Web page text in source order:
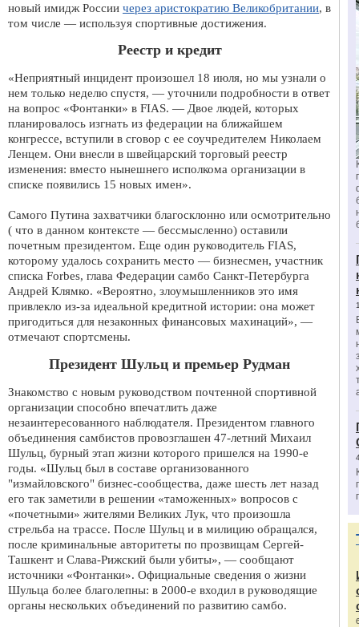
новый имидж России через аристократию Великобритании, в
том числе — используя спортивные достижения.
Реестр и кредит
«Неприятный инцидент произошел 18 июля, но мы узнали о
нем только неделю спустя, — уточнили подробности в ответ
на вопрос «Фонтанки» в FIAS. — Двое людей, которых
планировалось изгнать из федерации на ближайшем
конгрессе, вступили в сговор с ее соучредителем Николаем
Ленцем. Они внесли в швейцарский торговый реестр
изменения: вместо нынешнего исполкома организации в
списке появились 15 новых имен».
Самого Путина захватчики благосклонно или осмотрительно
( что в данном контексте — бессмысленно) оставили
почетным президентом. Еще один руководитель FIAS,
которому удалось сохранить место — бизнесмен, участник
списка Forbes, глава Федерации самбо Санкт-Петербурга
Андрей Клямко. «Вероятно, злоумышленников это имя
привлекло из-за идеальной кредитной истории: она может
пригодиться для незаконных финансовых махинаций», —
отмечают спортсмены.
Президент Шульц и премьер Рудман
Знакомство с новым руководством почтенной спортивной
организации способно впечатлить даже
незаинтересованного наблюдателя. Президентом главного
объединения самбистов провозглашен 47-летний Михаил
Шульц, бурный этап жизни которого пришелся на 1990-е
годы. «Шульц был в составе организованного
"измайловского" бизнес-сообщества, даже шесть лет назад
его так заметили в решении «таможенных» вопросов с
«почетными» жителями Великих Лук, что произошла
стрельба на трассе. После Шульц и в милицию обращался,
после криминальные авторитеты по прозвищам Сергей-
Ташкент и Слава-Рижский были убиты», — сообщают
источники «Фонтанки». Официальные сведения о жизни
Шульца более благолепны: в 2000-е входил в руководящие
органы нескольких объединений по развитию самбо.